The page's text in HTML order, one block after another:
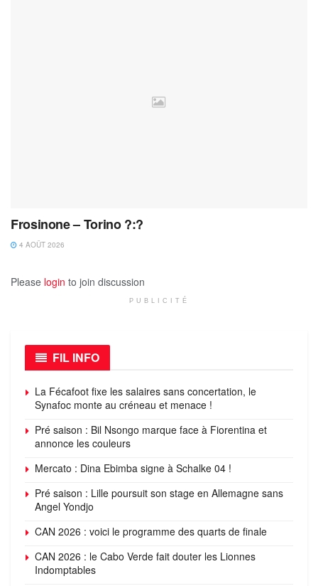
Frosinone – Torino ?:?
4 AOÛT 2026
Please login to join discussion
PUBLICITÉ
FIL INFO
La Fécafoot fixe les salaires sans concertation, le
Synafoc monte au créneau et menace !
Pré saison : Bil Nsongo marque face à Fiorentina et
annonce les couleurs
Mercato : Dina Ebimba signe à Schalke 04 !
Pré saison : Lille poursuit son stage en Allemagne sans
Angel Yondjo
CAN 2026 : voici le programme des quarts de finale
CAN 2026 : le Cabo Verde fait douter les Lionnes
Indomptables